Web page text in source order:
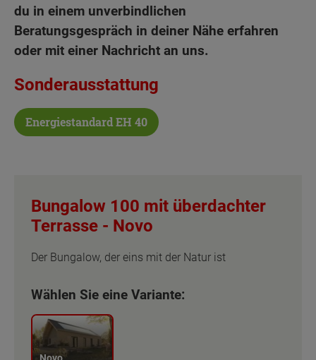
du in einem unverbindlichen
Beratungsgespräch in deiner Nähe erfahren
oder mit einer Nachricht an uns.
Sonderausstattung
Energiestandard EH 40
Bungalow 100 mit überdachter
Terrasse - Novo
Der Bungalow, der eins mit der Natur ist
Wählen Sie eine Variante: